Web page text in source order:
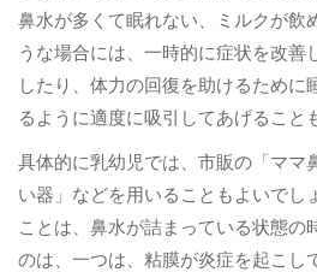
鼻水が多くて眠れない、ミルクが飲
うな場合には、一時的に症状を改善
したり、体力の回復を助けるために
るように適度に吸引してあげること
具体的に乳幼児では、市販の「ママ
い器」などを用いることもよいでし
ことは、鼻水が詰まっている状態の
のは、一つは、粘膜が炎症を起こし